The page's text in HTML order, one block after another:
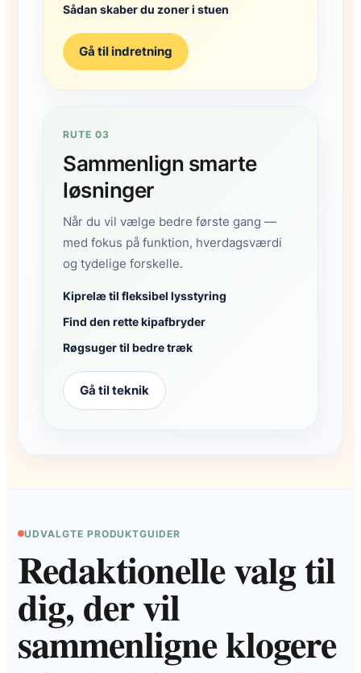
Sådan skaber du zoner i stuen
Gå til indretning
RUTE 03
Sammenlign smarte
løsninger
Når du vil vælge bedre første gang —
med fokus på funktion, hverdagsværdi
og tydelige forskelle.
Kiprelæ til fleksibel lysstyring
Find den rette kipafbryder
Røgsuger til bedre træk
Gå til teknik
UDVALGTE PRODUKTGUIDER
Redaktionelle valg til
dig, der vil
sammenligne klogere